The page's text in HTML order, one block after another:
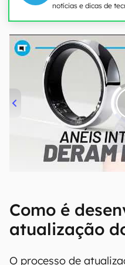
notícias e dicas de
00:00/21:11
Como é
atualização
O processo de